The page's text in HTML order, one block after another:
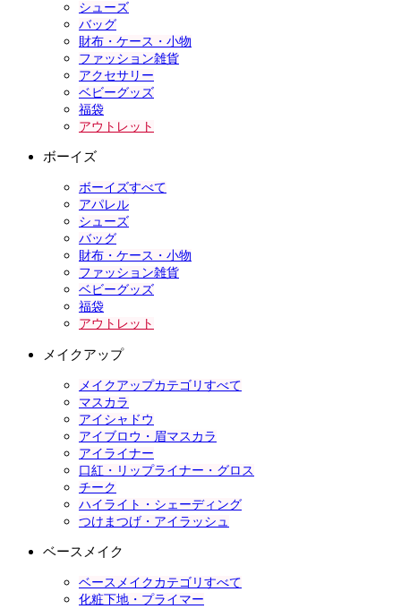
シューズ
バッグ
財布・ケース・小物
ファッション雑貨
アクセサリー
ベビーグッズ
福袋
アウトレット
ボーイズ
ボーイズすべて
アパレル
シューズ
バッグ
財布・ケース・小物
ファッション雑貨
ベビーグッズ
福袋
アウトレット
メイクアップ
メイクアップカテゴリすべて
マスカラ
アイシャドウ
アイブロウ・眉マスカラ
アイライナー
口紅・リップライナー・グロス
チーク
ハイライト・シェーディング
つけまつげ・アイラッシュ
ベースメイク
ベースメイクカテゴリすべて
化粧下地・プライマー